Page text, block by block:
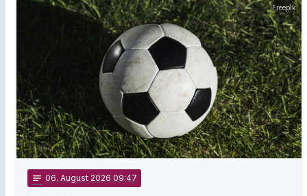
Freepik
notes 06. August 2026 09:47